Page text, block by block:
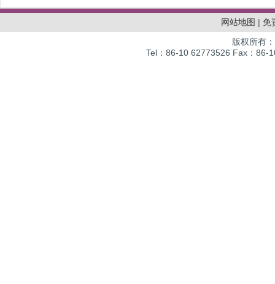
网站地图 | 免
版权所有
Tel：86-10 62773526 Fax：86-